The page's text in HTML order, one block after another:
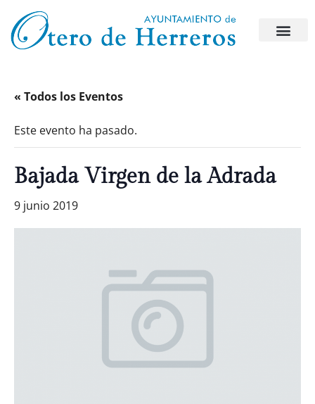
« Todos los Eventos
Este evento ha pasado.
Bajada Virgen de la Adrada
9 junio 2019